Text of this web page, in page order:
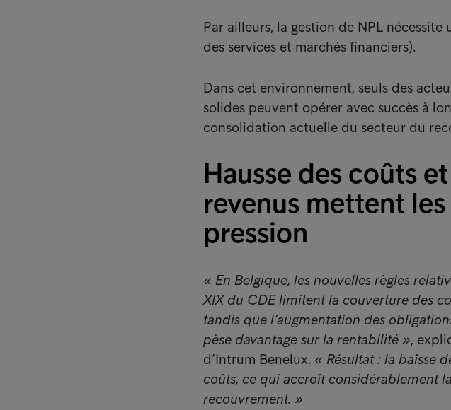
Par ailleurs, la gestion de NPL nécessite
des services et marchés financiers).
Dans cet environnement, seuls des
solides peuvent opérer avec succès à
consolidation actuelle du secteur du
Hausse des coûts
revenus mettent les
pression
« En Belgique, les nouvelles règles
XIX du CDE limitent la couverture des
tandis que l’augmentation des
pèse davantage sur la rentabilité »,
d’Intrum Benelux. « Résultat : la baisse
coûts, ce qui accroît considérablement
recouvrement. »